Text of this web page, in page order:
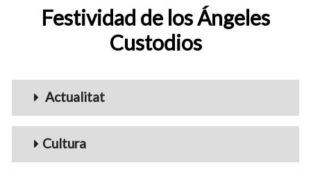
Festividad de los Ángeles
Custodios
Menu_Videos
Actualitat
Cultura